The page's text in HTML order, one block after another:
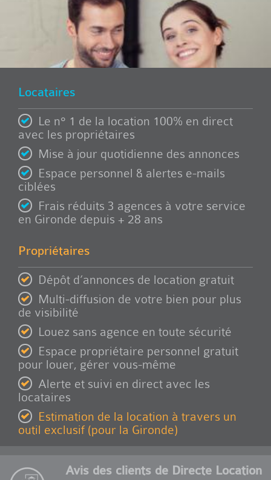
Locataires
Le n° 1 de la location 100% en direct
avec les propriétaires
Mise à jour quotidienne des annonces
Espace personnel & alertes e-mails
ciblées
Frais réduits 3 agences à votre service
en Gironde depuis + 28 ans
Propriétaires
Dépôt d’annonces de location gratuit
Multi-diffusion de votre bien pour plus
de visibilité
Louez sans agence en toute sécurité
Espace propriétaire personnel gratuit
pour louer, gérer vous-même
Alerte et suivi en direct avec les
locataires
Estimation de la location à travers un
outil exclusif (pour la Gironde)
Avis des clients de Directe Location